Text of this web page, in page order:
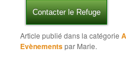
Contacter le Refuge
Article publié dans la catégorie
Evènementspar Marie.